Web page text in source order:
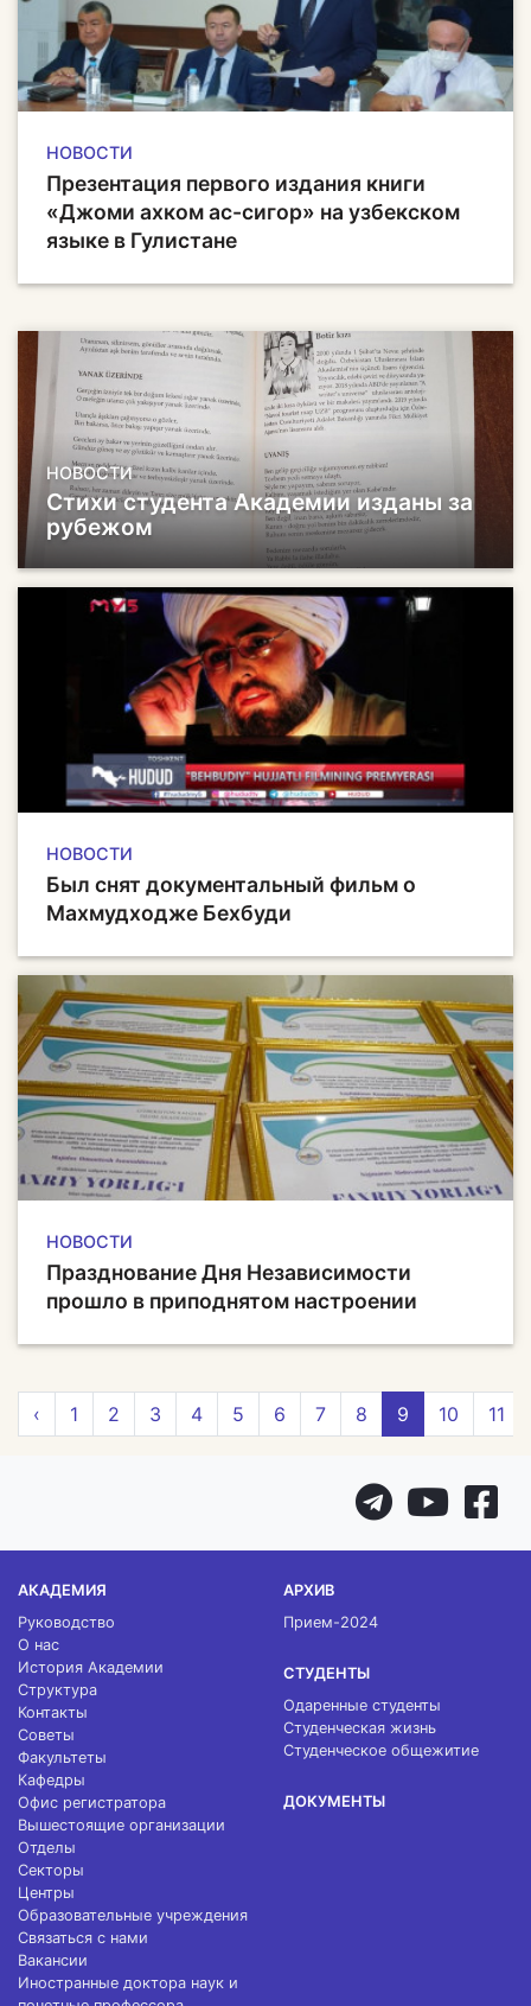
НОВОСТИ
Презентация первого издания книги
«Джоми ахком ас-сигор» на узбекском
языке в Гулистане
НОВОСТИ
Стихи студента Академии изданы за
рубежом
НОВОСТИ
Был снят документальный фильм о
Махмудходже Бехбуди
НОВОСТИ
Празднование Дня Независимости
прошло в приподнятом настроении
‹ 1 2 3 4 5 6 7 8 9 10 11
АКАДЕМИЯ
Руководство
О нас
История Академии
Структура
Контакты
Советы
Факультеты
Кафедры
Офис регистратора
Вышестоящие организации
Отделы
Секторы
Центры
Образовательные учреждения
Связаться с нами
Вакансии
Иностранные доктора наук и
АРХИВ
Прием-2024
СТУДЕНТЫ
Одаренные студенты
Студенческая жизнь
Студенческое общежитие
ДОКУМЕНТЫ